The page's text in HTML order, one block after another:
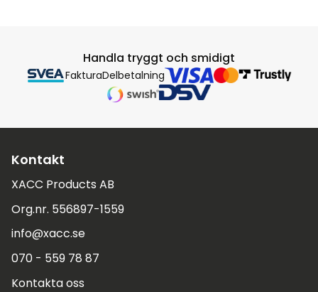
Handla tryggt och smidigt
FakturaDelbetalning
Kontakt
XACC Products AB
Org.nr. 556897-1559
info@xacc.se
070 - 559 78 87
Kontakta oss